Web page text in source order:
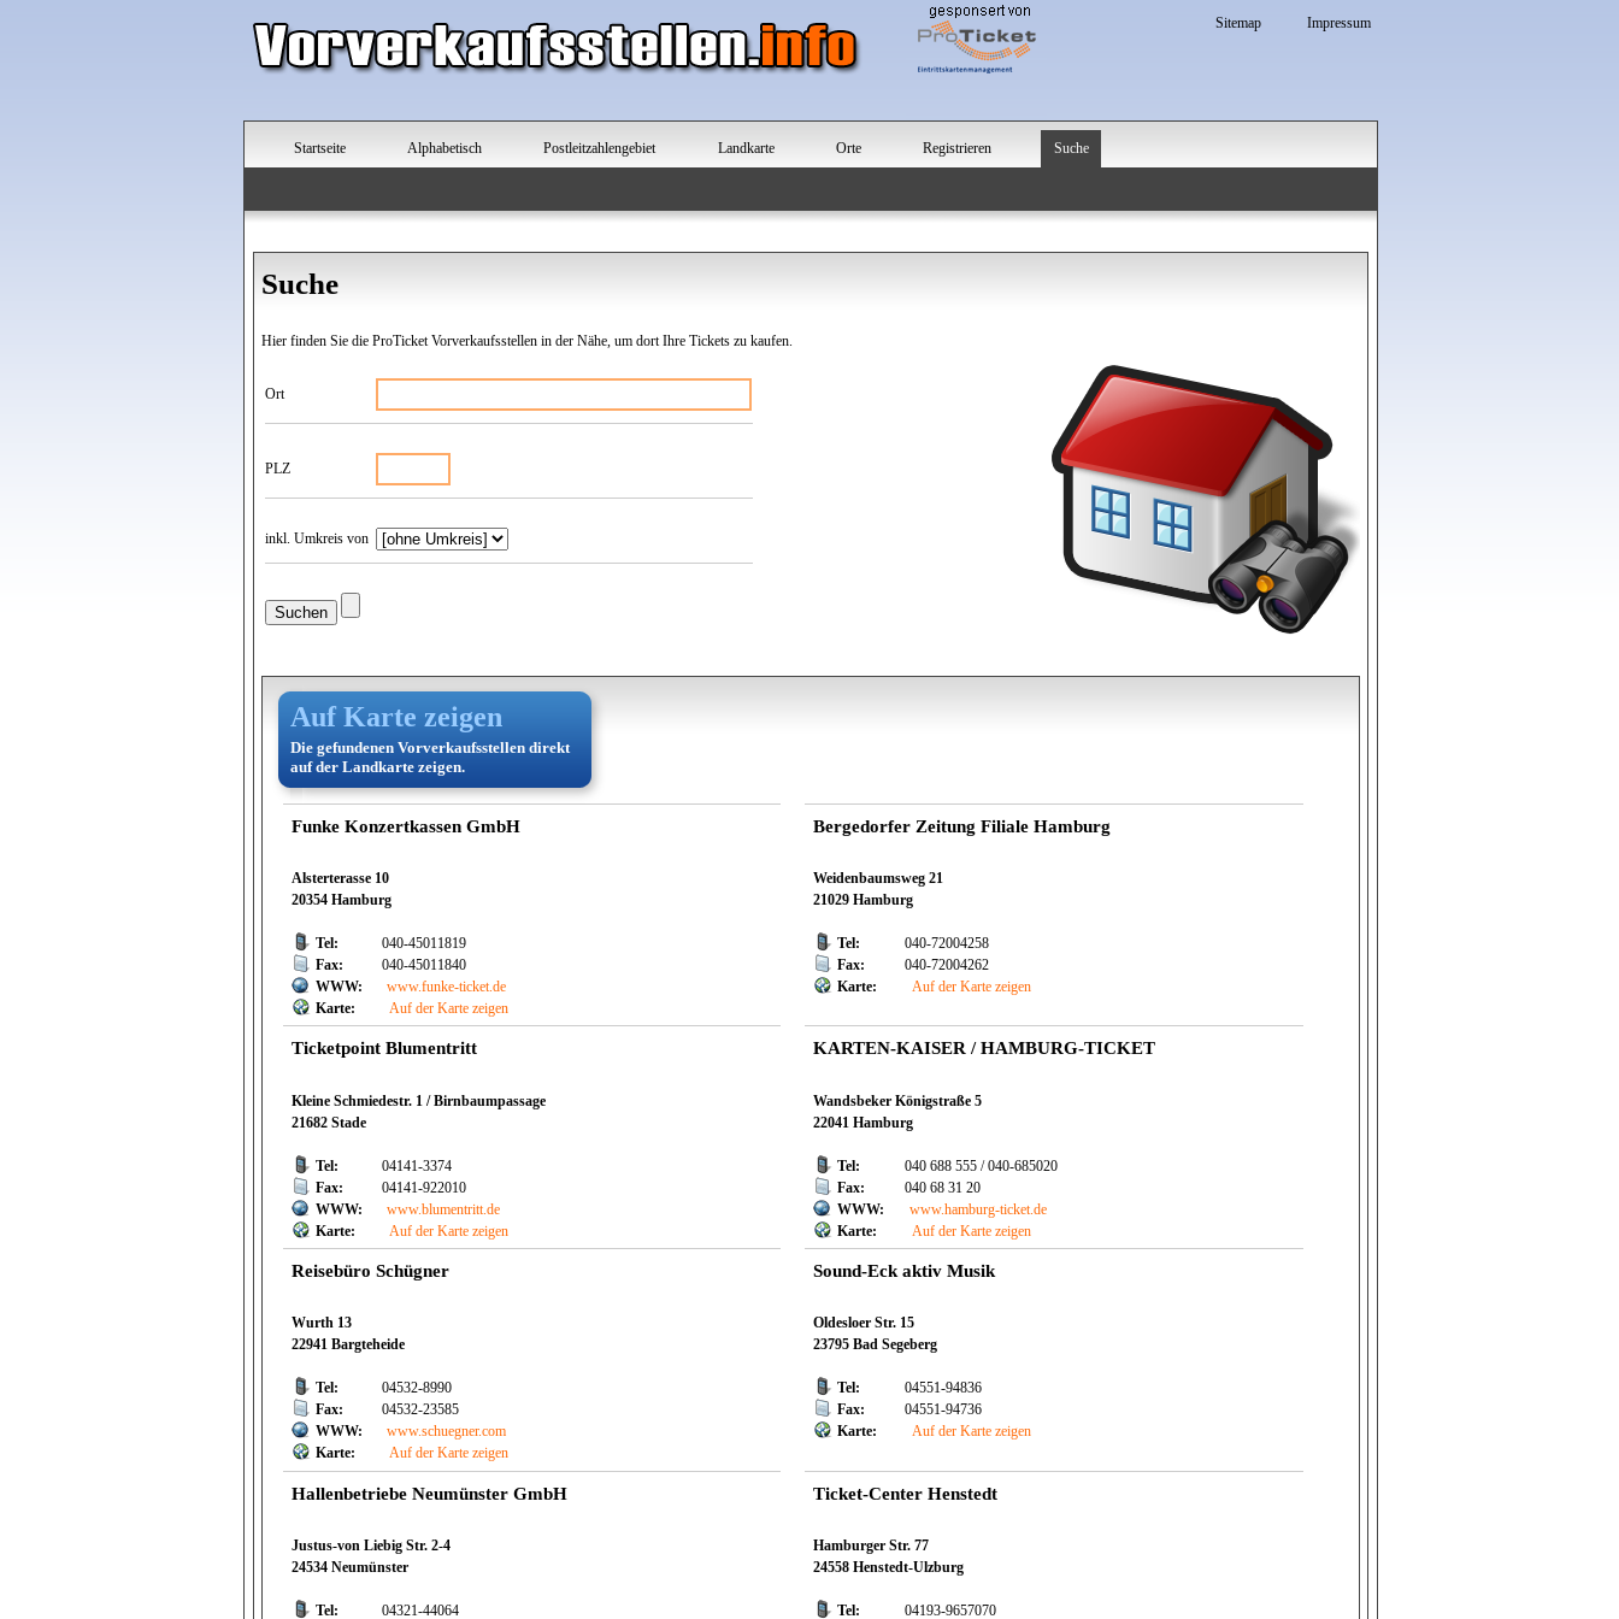
Impressum
Sitemap
Startseite Alphabetisch Postleitzahlengebiet Landkarte Orte Registrieren Suche
Suche
Hier finden Sie die ProTicket Vorverkaufsstellen in der Nähe, um dort Ihre Tickets zu kaufen.
Ort
PLZ
inkl. Umkreis von
Auf Karte zeigen
Die gefundenen Vorverkaufsstellen direkt
auf der Landkarte zeigen.
Funke Konzertkassen GmbH
Alsterterasse 10
20354 Hamburg
Tel:
040-45011819
Fax:
040-45011840
WWW:
www.funke-ticket.de
Karte:
Auf der Karte zeigen
Bergedorfer Zeitung Filiale Hamburg
Weidenbaumsweg 21
21029 Hamburg
Tel:
040-72004258
Fax:
040-72004262
Karte:
Auf der Karte zeigen
Ticketpoint Blumentritt
Kleine Schmiedestr. 1 / Birnbaumpassage
21682 Stade
Tel:
04141-3374
Fax:
04141-922010
WWW:
www.blumentritt.de
Karte:
Auf der Karte zeigen
KARTEN-KAISER / HAMBURG-TICKET
Wandsbeker Königstraße 5
22041 Hamburg
Tel:
040 688 555 / 040-685020
Fax:
040 68 31 20
WWW:
www.hamburg-ticket.de
Karte:
Auf der Karte zeigen
Reisebüro Schügner
Wurth 13
22941 Bargteheide
Tel:
04532-8990
Fax:
04532-23585
WWW:
www.schuegner.com
Karte:
Auf der Karte zeigen
Sound-Eck aktiv Musik
Oldesloer Str. 15
23795 Bad Segeberg
Tel:
04551-94836
Fax:
04551-94736
Karte:
Auf der Karte zeigen
Hallenbetriebe Neumünster GmbH
Justus-von Liebig Str. 2-4
24534 Neumünster
Tel: 04321-44064
Ticket-Center Henstedt
Hamburger Str. 77
24558 Henstedt-Ulzburg
Tel: 04193-9657070